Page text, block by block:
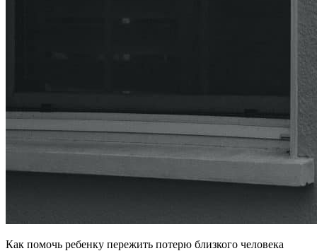
Как помочь ребенку пережить потерю близкого человека